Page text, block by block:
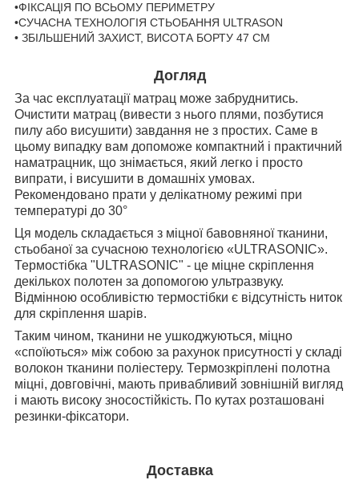
•ФІКСАЦІЯ ПО ВСЬОМУ ПЕРИМЕТРУ
•СУЧАСНА ТЕХНОЛОГІЯ СТЬОБАННЯ ULTRASON
• ЗБІЛЬШЕНИЙ ЗАХИСТ, ВИСОТА БОРТУ 47 СМ
Догляд
За час експлуатації матрац може забруднитись.
Очистити матрац (вивести з нього плями, позбутися
пилу або висушити) завдання не з простих. Саме в
цьому випадку вам допоможе компактний і практичний
наматрацник, що знімається, який легко і просто
випрати, і висушити в домашніх умовах.
Рекомендовано прати у делікатному режимі при
температурі до 30°
Ця модель складається з міцної бавовняної тканини,
стьобаної за сучасною технологією «ULTRASONIC».
Термостібка "ULTRASONIC" - це міцне скріплення
декількох полотен за допомогою ультразвуку.
Відмінною особливістю термостібки є відсутність ниток
для скріплення шарів.
Таким чином, тканини не ушкоджуються, міцно
«споїються» між собою за рахунок присутності у складі
волокон тканини поліестеру. Термозкріплені полотна
міцні, довговічні, мають привабливий зовнішній вигляд
і мають високу зносостійкість. По кутах розташовані
резинки-фіксатори.
Доставка